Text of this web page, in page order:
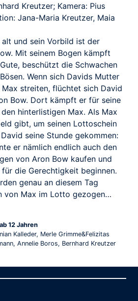
Kreutzer; Kamera: Pius
Jana-Maria Kreutzer, Maia
und sein Vorbild ist der
Mit seinem Bogen kämpft
beschützt die Schwachen
Wenn sich Davids Mutter
Max streiten, flüchtet sich David
Bow. Dort kämpft er für seine
hinterlistigen Max. Als Max
gibt, um seinen Lottoschein
seine Stunde gekommen:
er nämlich endlich auch den
von Aron Bow kaufen und
die Gerechtigkeit beginnen.
genau an diesem Tag
von Max im Lotto gezogen…
12 Jahren
Kalleder, Merle Grimme&Felizitas
Annelie Boros, Bernhard Kreutzer